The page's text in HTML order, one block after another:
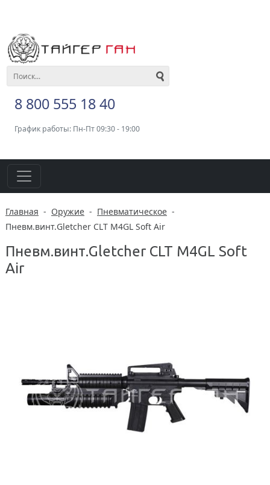
8 800 555 18 40
График работы: Пн-Пт 09:30 - 19:00
Главная - Оружие - Пневматическое -
Пневм.винт.Gletcher CLT M4GL Soft Air
Пневм.винт.Gletcher CLT M4GL Soft
Air